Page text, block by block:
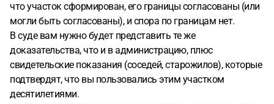
что участок сформирован, его границы согласованы (или
могли быть согласованы), и спора по границам нет.
В суде вам нужно будет представить те же
доказательства, что и в администрацию, плюс
свидетельские показания (соседей, старожилов), которые
подтвердят, что вы пользовались этим участком
десятилетиями.